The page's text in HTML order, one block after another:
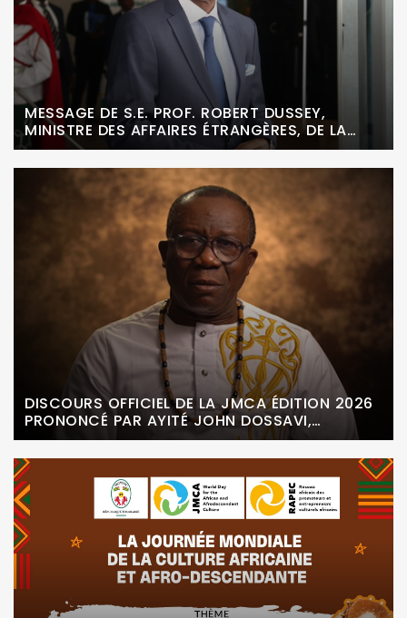
MESSAGE DE S.E. PROF. ROBERT DUSSEY,
MINISTRE DES AFFAIRES ÉTRANGÈRES, DE LA
COOPÉRATION, DE L’INTÉGRATION AFRICAINE ET
DES TOGOLAIS DE L’EXTÉRIEUR, À L’OCCASION
DE LA JOURNÉE MONDIALE DE LA CULTURE
AFRICAINE ET AFRODESCENDANTE
DISCOURS OFFICIEL DE LA JMCA ÉDITION 2026
PRONONCÉ PAR AYITÉ JOHN DOSSAVI,
INITIATEUR DE LA JMCA ET FONDATEUR DE
L’ONG RAPEC-JMCA